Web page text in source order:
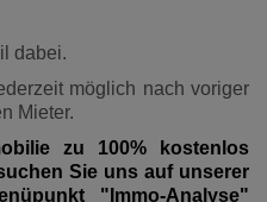
dabei.
möglich nach voriger
Mieter.
zu 100% kostenlos
Sie uns auf unserer
"Immo-Analyse"